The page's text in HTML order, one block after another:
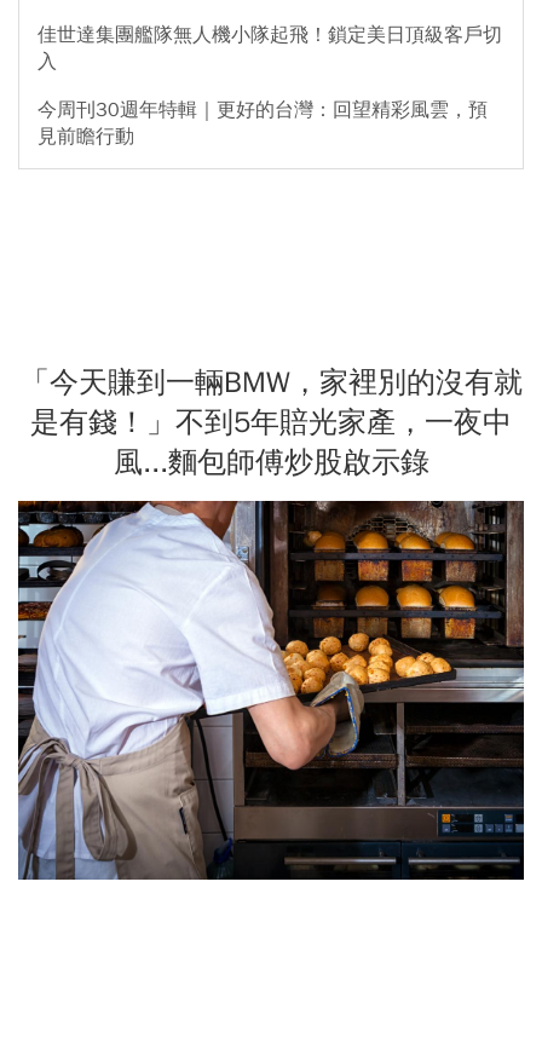
佳世達集團艦隊無人機小隊起飛！鎖定美日頂級客戶切
入
今周刊30週年特輯｜更好的台灣：回望精彩風雲，預
見前瞻行動
「今天賺到一輛BMW，家裡別的沒有就
是有錢！」不到5年賠光家產，一夜中
風...麵包師傅炒股啟示錄